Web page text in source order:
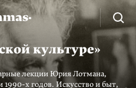
культуре»
лекции Юрия Лотмана,
1990-х годов. Искусство и быт,